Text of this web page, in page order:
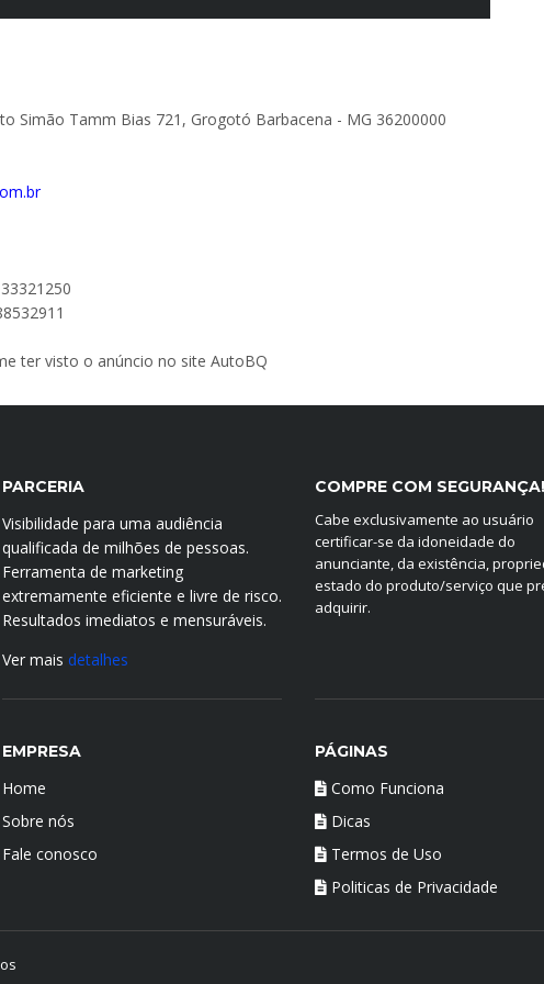
Simão Tamm Bias 721, Grogotó Barbacena - MG 36200000
ter visto o anúncio no site AutoBQ
PARCERIA
Visibilidade para uma audiência
qualificada de milhões de pessoas.
Ferramenta de marketing
extremamente eficiente e livre de risco.
Resultados imediatos e mensuráveis.
Ver mais detalhes
COMPRE COM SEGURANÇA!
Cabe exclusivamente ao usuário
certificar-se da idoneidade do
anunciante, da existência,
estado do produto/serviço que
adquirir.
EMPRESA
Home
Sobre nós
Fale conosco
PÁGINAS
Como Funciona
Dicas
Termos de Uso
Politicas de Privacidade